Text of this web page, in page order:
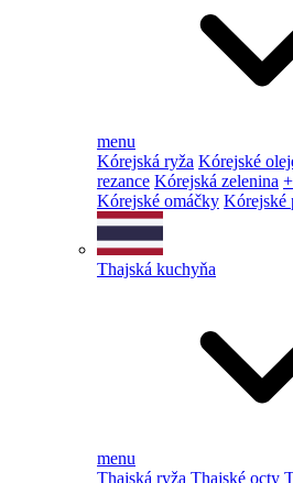
menu
Kórejská ryža Kórejské
rezance Kórejská zelenina
Kórejské omáčky Kórejské
Thajská kuchyňa
menu
Thajská ryža Thajské octy